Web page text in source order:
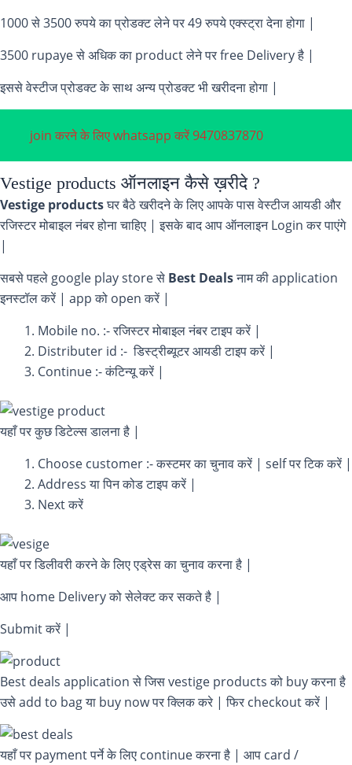
1000 से 3500 रुपये का प्रोडक्ट लेने पर 49 रुपये एक्स्ट्रा देना होगा |
3500 rupaye से अधिक का product लेने पर free Delivery है |
इससे वेस्टीज प्रोडक्ट के साथ अन्य प्रोडक्ट भी खरीदना होगा |
join करने के लिए whatsapp करें 9470837870
Vestige products ऑनलाइन कैसे ख़रीदे ?
Vestige productsघर बैठे खरीदने के लिए आपके पास वेस्टीज आयडी और
रजिस्टर मोबाइल नंबर होना चाहिए | इसके बाद आप ऑनलाइन Login कर पाएंगे
|
सबसे पहले google play store से Best Dealsनाम की application
इनस्टॉल करें | app को open करें |
Mobile no. :- रजिस्टर मोबाइल नंबर टाइप करें |
Distributer id :- डिस्ट्रीब्यूटर आयडी टाइप करें |
Continue :- कंटिन्यू करें |
यहाँ पर कुछ डिटेल्स डालना है |
Choose customer :- कस्टमर का चुनाव करें | self पर टिक करें |
Address या पिन कोड टाइप करें |
Next करें
यहाँ पर डिलीवरी करने के लिए एड्रेस का चुनाव करना है |
आप home Delivery को सेलेक्ट कर सकते है |
Submit करें |
Best deals application से जिस vestige products को buy करना है
उसे add to bag या buy now पर क्लिक करे | फिर checkout करें |
यहाँ पर payment पर्ने के लिए continue करना है | आप card /